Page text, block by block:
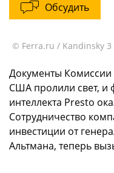
Обсудить
© Ferra.ru / Kandinsky 3
Документы
США пролили свет, и
интеллекта Presto
Сотрудничество
инвестиции от
Альтмана, теперь